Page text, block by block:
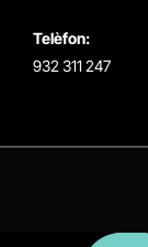
Telèfon:
932 311 247